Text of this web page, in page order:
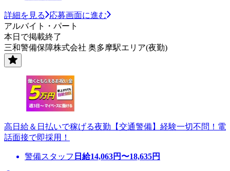
詳細を見る
応募画面に進む
アルバイト・パート
本日で掲載終了
三和警備保障株式会社 奥多摩駅エリア(夜勤)
高日給＆日払いで稼げる夜勤【交通警備】経験一切不問！電
話面接で即採用！
警備スタッフ 日給14,063円〜18,635円